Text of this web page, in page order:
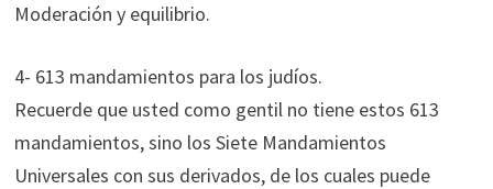
Moderación y equilibrio.
4- 613 mandamientos para los judíos.
Recuerde que usted como gentil no tiene estos 613
mandamientos, sino los Siete Mandamientos
Universales con sus derivados, de los cuales puede